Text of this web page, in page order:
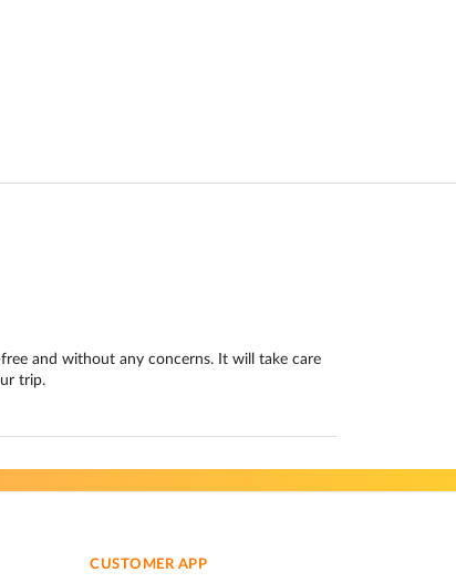
and without any concerns. It will take care
trip.
CUSTOMER APP